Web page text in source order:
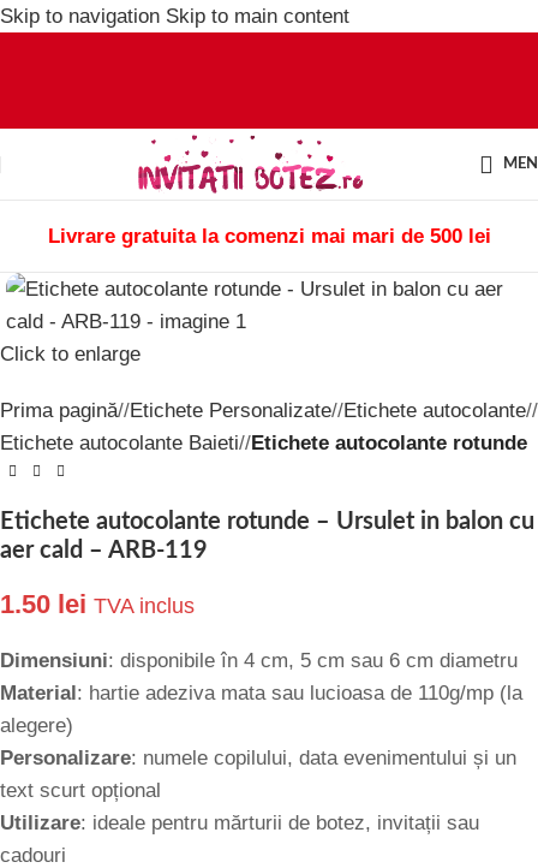
Skip to navigation Skip to main content
Livrare gratuita la comenzi mai mari de 500 lei
Click to enlarge
Prima pagină/ Etichete Personalizate/ Etichete autocolante/
Etichete autocolante Baieti/ Etichete autocolante rotunde
Etichete autocolante rotunde – Ursulet in balon cu
aer cald – ARB-119
1.50 lei TVA inclus
Dimensiuni: disponibile în 4 cm, 5 cm sau 6 cm diametru
Material: hartie adeziva mata sau lucioasa de 110g/mp (la
alegere)
Personalizare: numele copilului, data evenimentului și un
text scurt opțional
Utilizare: ideale pentru mărturii de botez, invitații sau
cadouri